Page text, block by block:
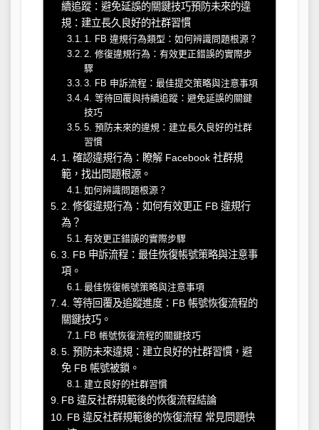
續追蹤：避免延誤的關鍵技巧預防未來的違
規：建立長久良好的社群習慣
1. FB 違規行為類型：如何辨識問題根源？
2. 修復違規行為：有效更正錯誤的實際步
驟
3. FB 申訴流程：最佳提交策略與注意事項
4. 等待回覆與持續追蹤：避免延誤的關鍵
技巧
5. 預防未來的違規：建立長久良好的社群
習慣
1. 確認違規行為：瞭解 Facebook 社群規
範，找出問題根源。
如何辨識問題根源？
2. 修復違規行為：如何有效更正 FB 違規行
為？
有效更正錯誤的實際步驟
3. FB 申訴流程：最佳恢復帳號策略與注意事
項。
最佳恢復帳號策略與注意事項
4. 等待回覆及追蹤進度：FB 帳號恢復流程的
關鍵技巧。
FB 帳號恢復流程的關鍵技巧
5. 預防未來違規：建立良好的社群習慣，避
免 FB 帳號被鎖。
建立良好的社群習慣
FB 違反社群規範後的恢復流程結論
FB 違反社群規範後的恢復流程 常見問題快